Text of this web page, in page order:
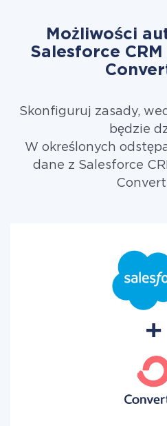
Możliwości
Salesforce
Skonfiguruj zasady,
będzie
W określonych
dane z Salesforce